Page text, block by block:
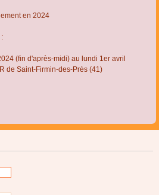
en 2024
(fin d'après-midi) au lundi 1er avril
de Saint-Firmin-des-Près (41)